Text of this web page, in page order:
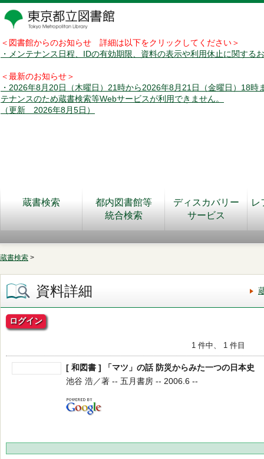
＜図書館からのお知らせ 詳細は以下をクリックしてください＞
・メンテナンス日程、IDの有効期限、資料の表示や利用休止に関する
＜最新のお知らせ＞
・2026年8月20日（木曜日）21時から2026年8月21日（金曜日）18時
テナンスのため蔵書検索等Webサービスが利用できません。
（更新 2026年8月5日）
蔵書検索
都内図書館等
統合検索
ディスカバリー
サービス
レ
蔵書検索 >
資料詳細
ログイン
1 件中、 1 件目
[ 和図書 ] 「マツ」の話 防災からみた一つの日本史
池谷 浩／著 -- 五月書房 -- 2006.6 --